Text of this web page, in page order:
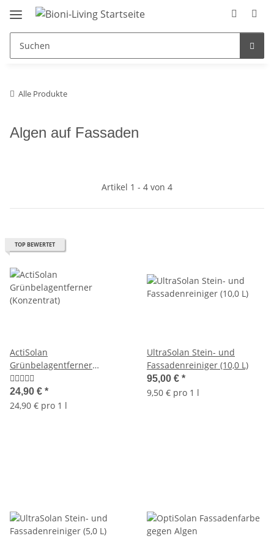
Alle Produkte
Algen auf Fassaden
Artikel 1 - 4 von 4
TOP BEWERTET
ActiSolan
Grünbelagentferner
(Konzentrat)
24,90 € *
24,90 € pro 1 l
UltraSolan Stein- und
Fassadenreiniger (10,0 L)
95,00 € *
9,50 € pro 1 l